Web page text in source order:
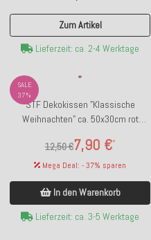
Zum Artikel
Lieferzeit: ca. 2-4 Werktage
SALE
37%
STF Dekokissen "Klassische
Weihnachten" ca. 50x30cm rot
7,90 €*
12,50 €
Mega Deal: - 37% sparen
In den Warenkorb
Lieferzeit: ca. 3-5 Werktage